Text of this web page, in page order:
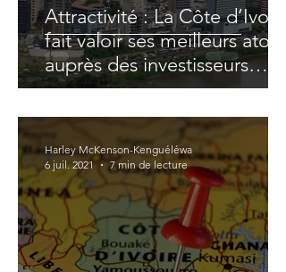
Attractivité : La Côte d’Ivoire
fait valoir ses meilleurs atouts
auprès des investisseurs
étrangers
Harley McKenson-Kenguéléwa
6 juil. 2021
7 min de lecture